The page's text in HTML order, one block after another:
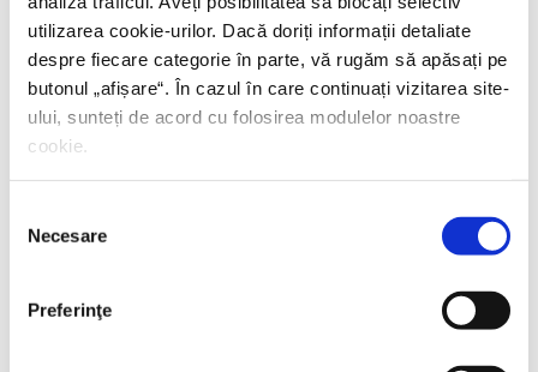
utilizarea cookie-urilor. Dacă doriți informații detaliate
despre fiecare categorie în parte, vă rugăm să apăsați pe
butonul „afișare“. În cazul în care continuați vizitarea site-
ului, sunteți de acord cu folosirea modulelor noastre
cookie.
consimțământului
Necesare
Preferinţe